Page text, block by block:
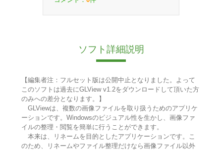
ソフト詳細説明
【編集者注：フルセット版は公開中止となりました。よって
このソフトは過去にGLView v1.2をダウンロードして頂いた方
のみへの差分となります。】
GLViewは、複数の画像ファイルを取り扱うためのアプリケ
ーションです。Windowsのビジュアル性を生かし、画像ファ
イルの整理・閲覧を簡単に行うことができます。
本来は、リネームを目的としたアプリケーションです。こ
のため、リネームやファイル整理だけなら画像ファイル以外